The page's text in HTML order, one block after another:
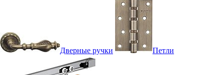
Дверные ручки Петли